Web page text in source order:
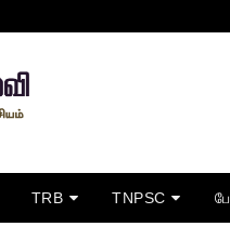
TRB TNPSC